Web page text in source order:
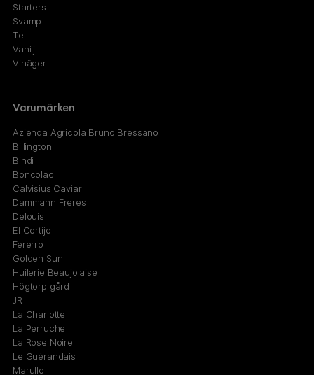
Starters
Svamp
Te
Vanilj
Vinäger
Varumärken
Azienda Agricola Bruno Bressano
Billington
Bindi
Boncolac
Calvisius Caviar
Dammann Freres
Delouis
El Cortijo
Fererro
Golden Sun
Huilerie Beaujolaise
Högtorp gård
JR
La Charlotte
La Perruche
La Rose Noire
Le Guérandais
Marullo